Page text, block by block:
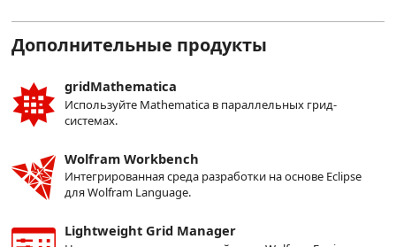
Дополнительные продукты
gridMathematica
Используйте Mathematica в параллельных грид-
системах.
Wolfram Workbench
Интегрированная среда разработки на основе Eclipse
для Wolfram Language.
Lightweight Grid Manager